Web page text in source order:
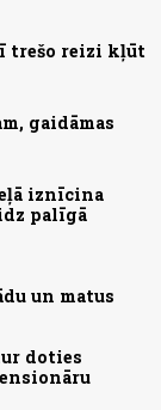
trešo reizi kļūt
gaidāmas
iznīcina
palīgā
un matus
doties